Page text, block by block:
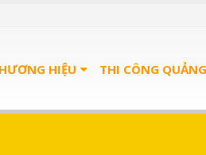
HIỆU THI CÔNG